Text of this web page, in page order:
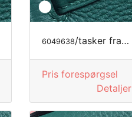
6049638/tasker fra LONGCHAMP
Pris forespørgsel
Detaljer